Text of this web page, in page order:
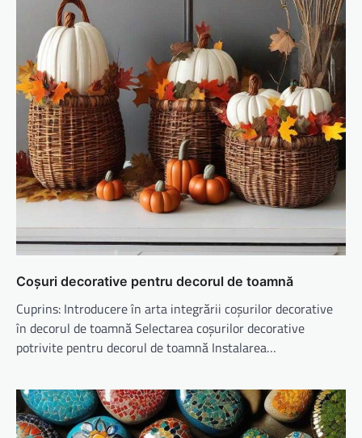
Coșuri decorative pentru decorul de toamnă
Cuprins: Introducere în arta integrării coșurilor decorative
în decorul de toamnă Selectarea coșurilor decorative
potrivite pentru decorul de toamnă Instalarea…